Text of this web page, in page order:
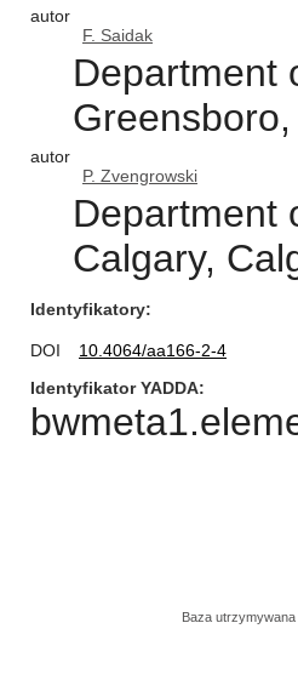
autor
F. Saidak
Department
autor
P. Zvengrowski
Department
Calgary,
Identyfikatory
DOI
10.4064/aa166-2-4
Identyfikator YADDA
Baza